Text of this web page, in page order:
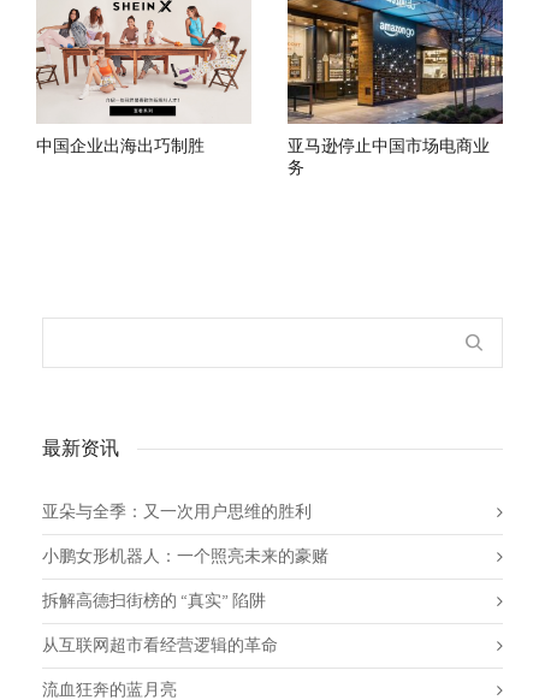
中国企业出海出巧制胜
亚马逊停止中国市场电商业
务
最新资讯
亚朵与全季：又一次用户思维的胜利
小鹏女形机器人：一个照亮未来的豪赌
拆解高德扫街榜的 “真实” 陷阱
从互联网超市看经营逻辑的革命
流血狂奔的蓝月亮